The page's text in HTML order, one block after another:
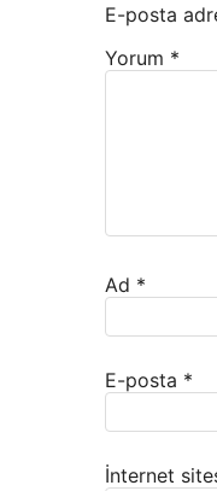
E-posta
Yorum *
Ad *
E-posta *
İnternet